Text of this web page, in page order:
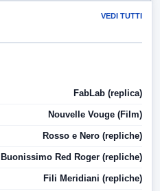
VEDI TUTTI
FabLab (replica)
Nouvelle Vouge (Film)
Rosso e Nero (repliche)
Buonissimo Red Roger (repliche)
Fili Meridiani (repliche)